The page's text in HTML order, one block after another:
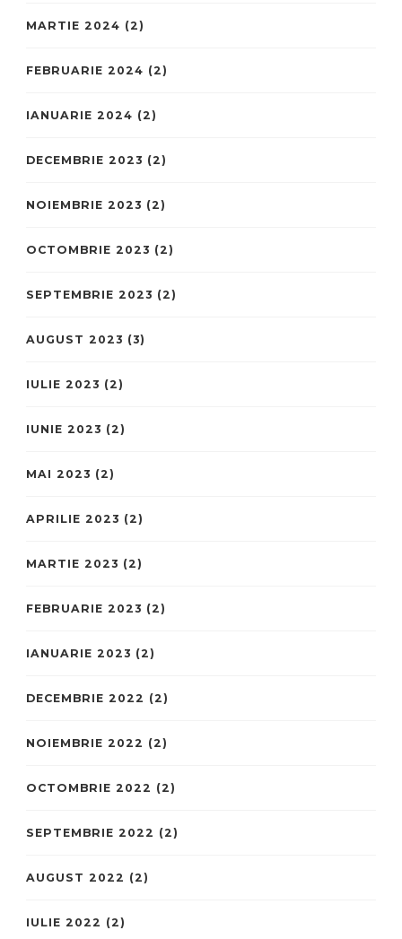
MARTIE 2024 (2)
FEBRUARIE 2024 (2)
IANUARIE 2024 (2)
DECEMBRIE 2023 (2)
NOIEMBRIE 2023 (2)
OCTOMBRIE 2023 (2)
SEPTEMBRIE 2023 (2)
AUGUST 2023 (3)
IULIE 2023 (2)
IUNIE 2023 (2)
MAI 2023 (2)
APRILIE 2023 (2)
MARTIE 2023 (2)
FEBRUARIE 2023 (2)
IANUARIE 2023 (2)
DECEMBRIE 2022 (2)
NOIEMBRIE 2022 (2)
OCTOMBRIE 2022 (2)
SEPTEMBRIE 2022 (2)
AUGUST 2022 (2)
IULIE 2022 (2)